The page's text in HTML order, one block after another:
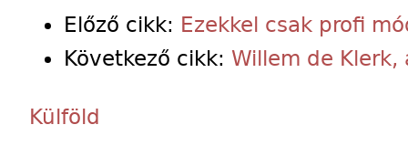
Előző cikk: Ezekkel csak profi
Következő cikk: Willem de Klerk,
Külföld